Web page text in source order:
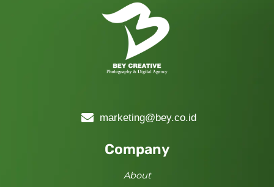
marketing@bey.co.id
Company
About